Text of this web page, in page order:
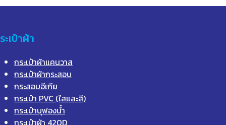
ะเป๋าผ้า
กระเป๋าผ้าแคนวาส
กระเป๋าผ้ากระสอบ
กระสอบอีเกีย
กระเป๋า PVC (ใสและสี)
กระเป๋าบุฟองน้ำ
กระเป๋าผ้า 420D